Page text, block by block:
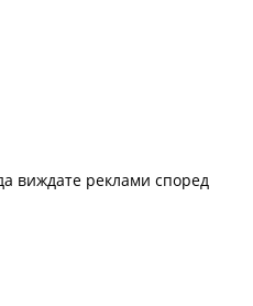
виждате реклами според